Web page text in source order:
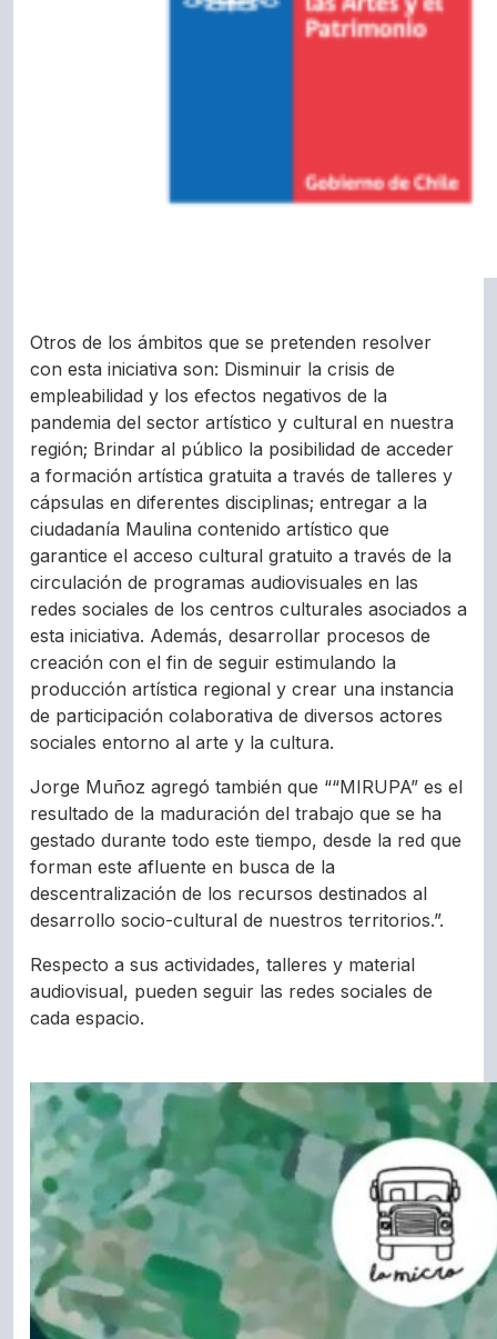
Otros de los ámbitos que se pretenden resolver
con esta iniciativa son: Disminuir la crisis de
empleabilidad y los efectos negativos de la
pandemia del sector artístico y cultural en nuestra
región; Brindar al público la posibilidad de acceder
a formación artística gratuita a través de talleres y
cápsulas en diferentes disciplinas; entregar a la
ciudadanía Maulina contenido artístico que
garantice el acceso cultural gratuito a través de la
circulación de programas audiovisuales en las
redes sociales de los centros culturales asociados a
esta iniciativa. Además, desarrollar procesos de
creación con el fin de seguir estimulando la
producción artística regional y crear una instancia
de participación colaborativa de diversos actores
sociales entorno al arte y la cultura.
Jorge Muñoz agregó también que ““MIRUPA” es el
resultado de la maduración del trabajo que se ha
gestado durante todo este tiempo, desde la red que
forman este afluente en busca de la
descentralización de los recursos destinados al
desarrollo socio-cultural de nuestros territorios.”.
Respecto a sus actividades, talleres y material
audiovisual, pueden seguir las redes sociales de
cada espacio.